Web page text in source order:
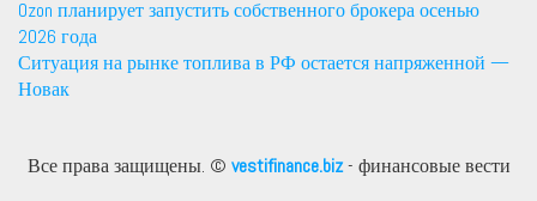
Ozon планирует запустить собственного брокера осенью
2026 года
Ситуация на рынке топлива в РФ остается напряженной —
Новак
Все права защищены. © vestifinance.biz- финансовые вести